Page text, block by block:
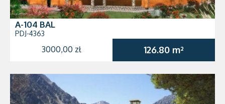
A-104 BAL
PDJ-4363
3000,00 zł 126.80 m²